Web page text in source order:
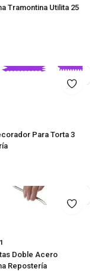
Tramontina Utilita 25
Para Torta 3
Doble Acero
Repostería